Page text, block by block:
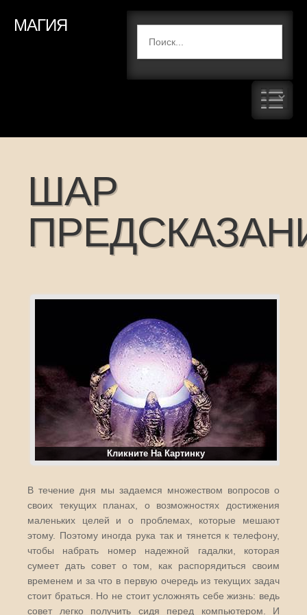
МАГИЯ
ШАР
Кликните На Картинку
В течение дня мы задаемся множеством вопросов о
своих текущих планах, о возможностях достижения
маленьких целей и о проблемах, которые мешают
этому. Поэтому иногда рука так и тянется к телефону,
чтобы набрать номер надежной гадалки, которая
сумеет дать совет о том, как распорядиться своим
временем и за что в первую очередь из текущих задач
стоит браться. Но не стоит усложнять себе жизнь: ведь
совет легко получить сидя перед компьютером. И